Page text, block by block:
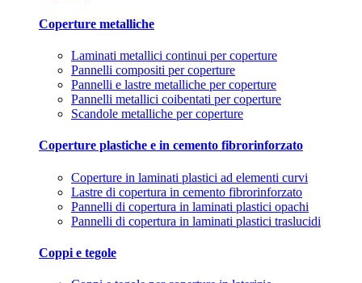
Coperture metalliche
Laminati metallici continui per coperture
Pannelli compositi per coperture
Pannelli e lastre metalliche per coperture
Pannelli metallici coibentati per coperture
Scandole metalliche per coperture
Coperture plastiche e in cemento fibrorinforzato
Coperture in laminati plastici ad elementi curvi
Lastre di copertura in cemento fibrorinforzato
Pannelli di copertura in laminati plastici opachi
Pannelli di copertura in laminati plastici traslucidi
Coppi e tegole